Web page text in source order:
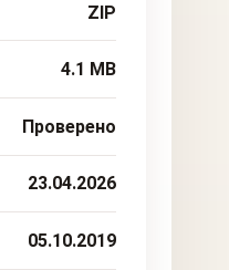
ZIP
4.1 MB
Проверено
23.04.2026
05.10.2019